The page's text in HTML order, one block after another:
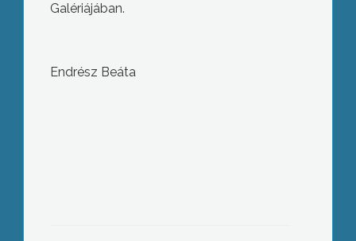
Galériájában.
Endrész Beáta